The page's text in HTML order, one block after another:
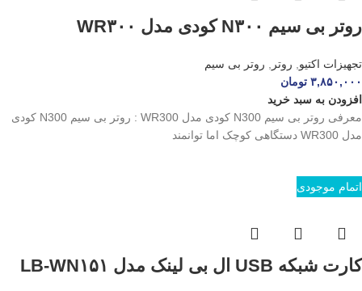
روتر بی سیم N۳۰۰ کودی مدل WR۳۰۰
تجهیزات اکتیو روتر
روتر بی سیم
۳,۸۵۰,۰۰۰ تومان
افزودن به سبد خرید
معرفی روتر بی سیم N300 کودی مدل WR300 : روتر بی سیم N300 کودی
مدل WR300 دستگاهی کوچک اما توانمند
اتمام موجودی
کارت شبکه USB ال بی لینک مدل LB-WN۱۵۱